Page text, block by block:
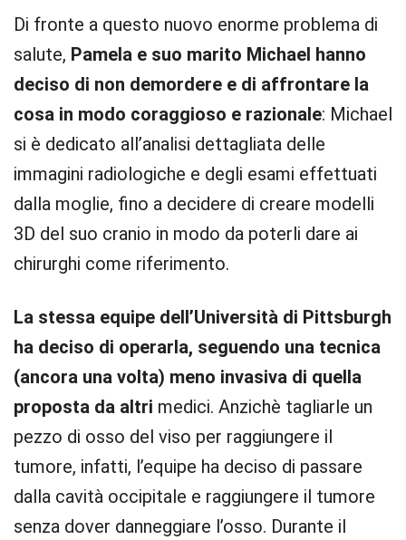
Di fronte a questo nuovo enorme problema di
salute, Pamela e suo marito Michael hanno
deciso di non demordere e di affrontare la
cosa in modo coraggioso e razionale: Michael
si è dedicato all’analisi dettagliata delle
immagini radiologiche e degli esami effettuati
dalla moglie, fino a decidere di creare modelli
3D del suo cranio in modo da poterli dare ai
chirurghi come riferimento.
La stessa equipe dell’Università di Pittsburgh
ha deciso di operarla, seguendo una tecnica
(ancora una volta) meno invasiva di quella
proposta da altri medici. Anzichè tagliarle un
pezzo di osso del viso per raggiungere il
tumore, infatti, l’equipe ha deciso di passare
dalla cavità occipitale e raggiungere il tumore
senza dover danneggiare l’osso. Durante il